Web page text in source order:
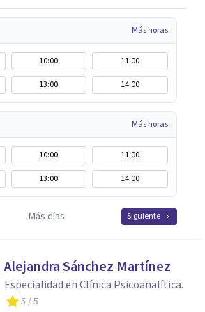
Más horas
10:00
11:00
13:00 14:00
Más horas
10:00
11:00
13:00 14:00
Más días Siguiente
Alejandra Sánchez Martínez
Especialidad en Clínica Psicoanalítica.
5 / 5